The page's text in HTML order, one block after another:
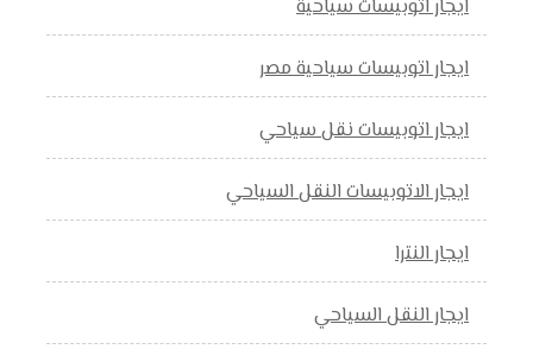
ايجار اتوبيسات سياحية
ايجار اتوبيسات سياحية مصر
ايجار اتوبيسات نقل سياحي
ايجار الاتوبيسات النقل السياحي
ايجار النترا
ايجار النقل السياحي